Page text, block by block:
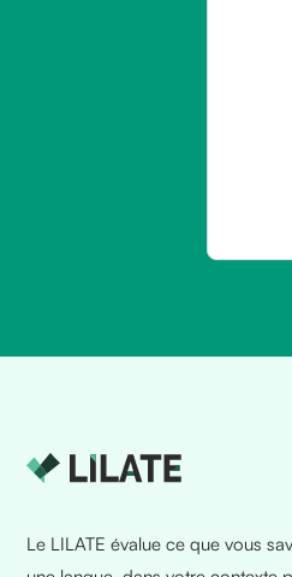
Le LILATE évalue ce que vous